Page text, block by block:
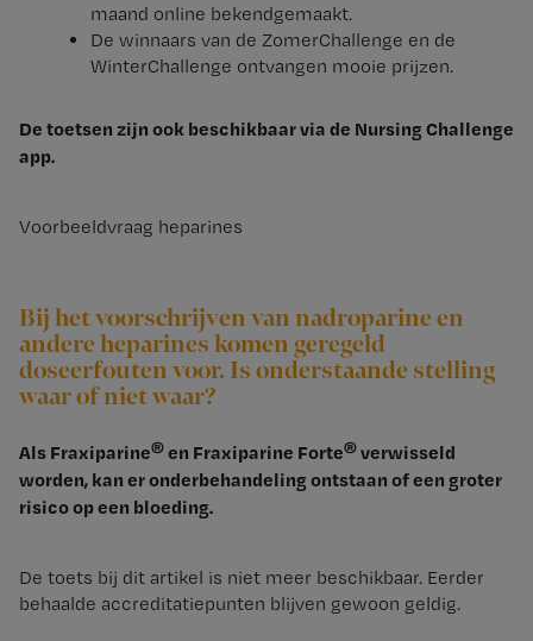
maand online bekendgemaakt.
De winnaars van de ZomerChallenge en de
WinterChallenge ontvangen mooie prijzen.
De toetsen zijn ook beschikbaar via de Nursing Challenge
app.
Voorbeeldvraag heparines
Bij het voorschrijven van nadroparine en
andere heparines komen geregeld
doseerfouten voor. Is onderstaande stelling
waar of niet waar?
Als Fraxiparine® en Fraxiparine Forte® verwisseld
worden, kan er onderbehandeling ontstaan of een groter
risico op een bloeding.
De toets bij dit artikel is niet meer beschikbaar. Eerder
behaalde accreditatiepunten blijven gewoon geldig.